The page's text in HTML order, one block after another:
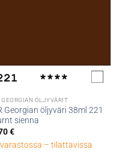
GEORGIAN ÖLJYVÄRIT
Georgian öljyväri 38ml 221
sienna
€
varastossa – tilattavissa